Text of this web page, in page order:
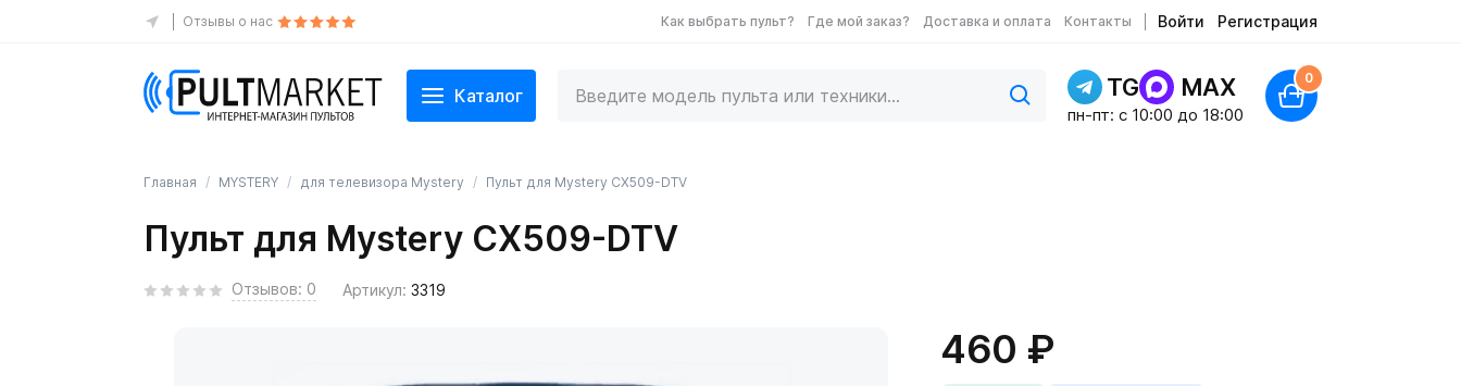
Отзывы о нас Как выбрать пульт? Где мой заказ? Доставка и оплата Контакты Войти Регистрация
Каталог TG MAX
пн-пт: c 10:00 до 18:00
0
Главная MYSTERY для телевизора Mystery Пульт для Mystery CX509-DTV
Пульт для Mystery CX509-DTV
Отзывов: 0 Артикул: 3319
460 ₽